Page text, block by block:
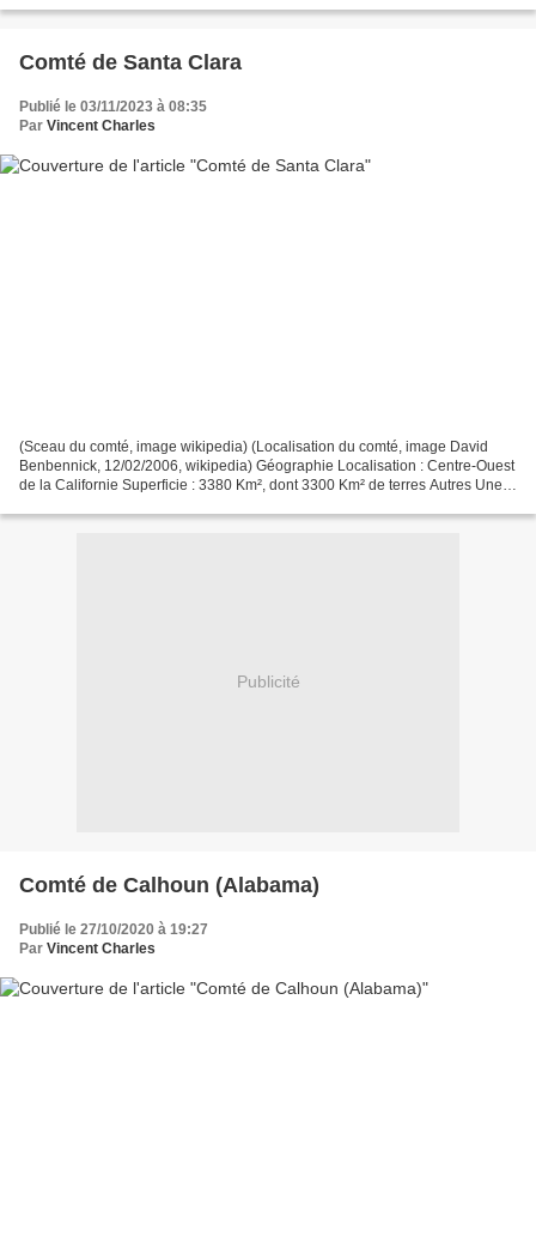
Comté de Santa Clara
Publié le 03/11/2023 à 08:35
Par Vincent Charles
(Sceau du comté, image wikipedia) (Localisation du comté, image David
Benbennick, 12/02/2006, wikipedia) Géographie Localisation : Centre-Ouest
de la Californie Superficie : 3380 Km², dont 3300 Km² de terres Autres Une
Publicité
Comté de Calhoun (Alabama)
Publié le 27/10/2020 à 19:27
Par Vincent Charles